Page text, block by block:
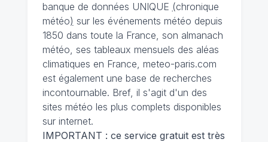
banque de données UNIQUE (chronique
météo) sur les événements météo depuis
1850 dans toute la France, son almanach
météo, ses tableaux mensuels des aléas
climatiques en France, meteo-paris.com
est également une base de recherches
incontournable. Bref, il s'agit d'un des
sites météo les plus complets disponibles
sur internet.
IMPORTANT : ce service gratuit est très